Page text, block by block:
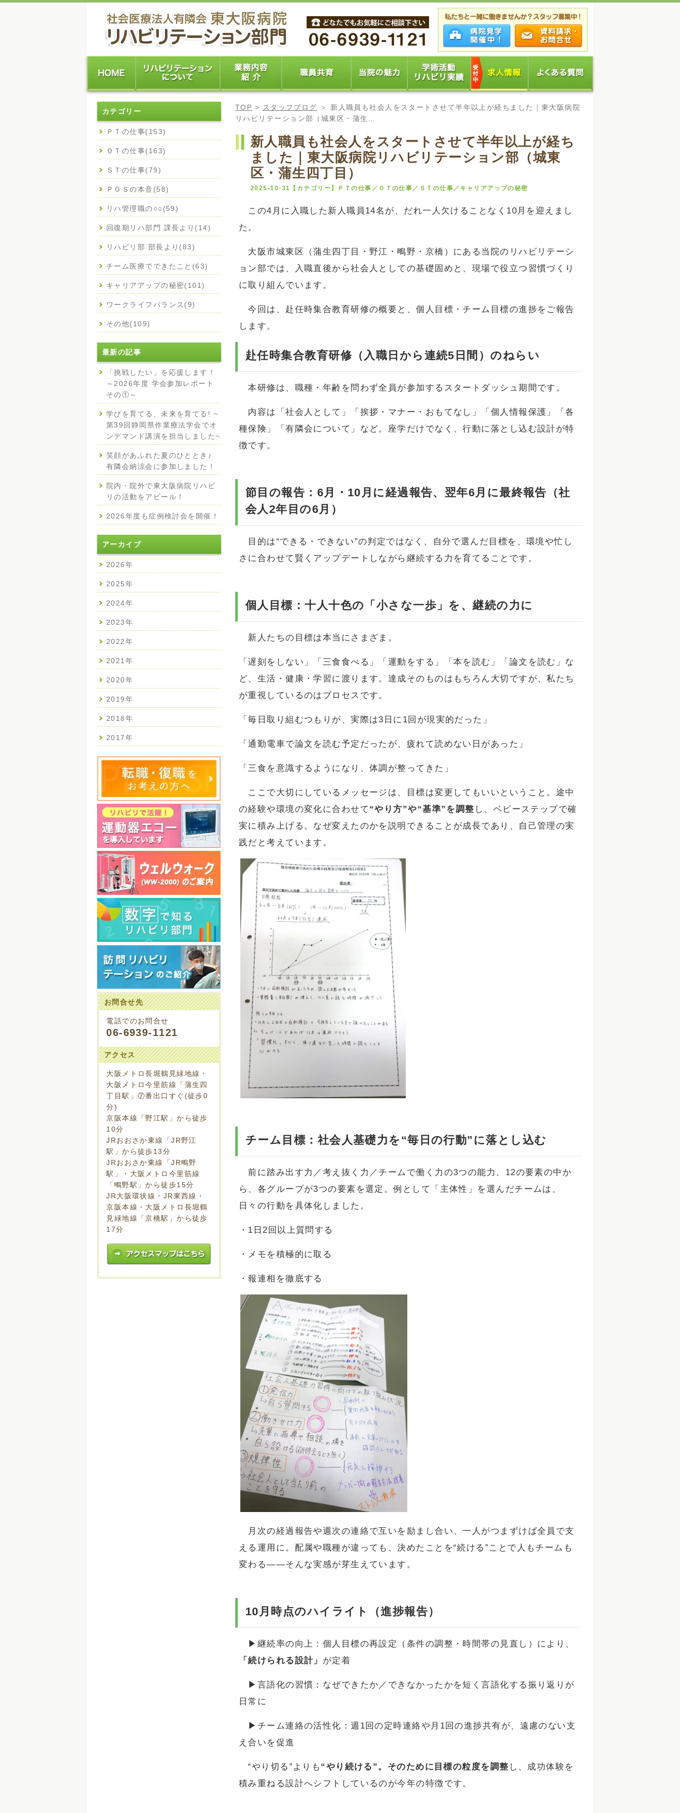
TOP > スタッフブログ
＞ 新人職員も社会人をスタートさせて半年以上が経ちました｜東大阪病院
リハビリテーション部（城東区・蒲生…
新人職員も社会人をスタートさせて半年以上が経ち
ました｜東大阪病院リハビリテーション部（城東
区・蒲生四丁目）
2025-10-31【カテゴリー】ＰＴの仕事／ＯＴの仕事／ＳＴの仕事／キャリアアップの秘密
この4月に入職した新人職員14名が、だれ一人欠けることなく10月を迎えまし
た。
大阪市城東区（蒲生四丁目・野江・鴫野・京橋）にある当院のリハビリテーシ
ョン部では、入職直後から社会人としての基礎固めと、現場で役立つ習慣づくり
に取り組んでいます。
今回は、赴任時集合教育研修の概要と、個人目標・チーム目標の進捗をご報告
します。
赴任時集合教育研修（入職日から連続5日間）のねらい
本研修は、職種・年齢を問わず全員が参加するスタートダッシュ期間です。
内容は「社会人として」「挨拶・マナー・おもてなし」「個人情報保護」「各
種保険」「有隣会について」など。座学だけでなく、行動に落とし込む設計が特
徴です。
節目の報告：6月・10月に経過報告、翌年6月に最終報告（社
会人2年目の6月）
目的は“できる・できない”の判定ではなく、自分で選んだ目標を、環境や忙し
さに合わせて賢くアップデートしながら継続する力を育てることです。
個人目標：十人十色の「小さな一歩」を、継続の力に
新人たちの目標は本当にさまざま。
「遅刻をしない」「三食食べる」「運動をする」「本を読む」「論文を読む」な
ど、生活・健康・学習に渡ります。達成そのものはもちろん大切ですが、私たち
が重視しているのはプロセスです。
「毎日取り組むつもりが、実際は3日に1回が現実的だった」
「通勤電車で論文を読む予定だったが、疲れて読めない日があった」
「三食を意識するようになり、体調が整ってきた」
ここで大切にしているメッセージは、目標は変更してもいいということ。途中
の経験や環境の変化に合わせて “やり方”や“基準”を調整 し、ベビーステップで確
実に積み上げる。なぜ変えたのかを説明できることが成長であり、自己管理の実
践だと考えています。
チーム目標：社会人基礎力を“毎日の行動”に落とし込む
前に踏み出す力／考え抜く力／チームで働く力の3つの能力、12の要素の中か
ら、各グループが3つの要素を選定。例として「主体性」を選んだチームは、
日々の行動を具体化しました。
・1日2回以上質問する
・メモを積極的に取る
・報連相を徹底する
月次の経過報告や週次の連絡で互いを励まし合い、一人がつまずけば全員で支
える運用に。配属や職種が違っても、決めたことを“続ける”ことで人もチームも
変わる——そんな実感が芽生えています。
10月時点のハイライト（進捗報告）
▶継続率の向上：個人目標の再設定（条件の調整・時間帯の見直し）により、
「続けられる設計」 が定着
▶言語化の習慣：なぜできたか／できなかったかを短く言語化する振り返りが
日常に
▶チーム連絡の活性化：週1回の定時連絡や月1回の進捗共有が、遠慮のない支
え合いを促進
“やり切る”よりも “やり続ける”。そのために目標の粒度を調整 し、成功体験を
積み重ねる設計へシフトしているのが今年の特徴です。
カテゴリー
ＰＴの仕事(153)
ＯＴの仕事(163)
ＳＴの仕事(79)
ＰＯＳの本音(58)
リハ管理職の○○(59)
回復期リハ部門 課長より(14)
リハビリ部 部長より(83)
チーム医療でできたこと(63)
キャリアアップの秘密(101)
ワークライフバランス(9)
その他(109)
最新の記事
「挑戦したい」を応援します！
～2026年度 学会参加レポート
その①～
学びを育てる、未来を育てる! ~
第39回静岡県作業療法学会でオ
ンデマンド講演を担当しました~
笑顔があふれた夏のひととき♪
有隣会納涼会に参加しました！
院内・院外で東大阪病院リハビ
リの活動をアピール！
2026年度も症例検討会を開催！
アーカイブ
2026年
2025年
2024年
2023年
2022年
2021年
2020年
2019年
2018年
2017年
お問合せ先
電話でのお問合せ
06-6939-1121
アクセス
大阪メトロ長堀鶴見緑地線・
大阪メトロ今里筋線「蒲生四
丁目駅」⑦番出口すぐ(徒歩0
分)
京阪本線「野江駅」から徒歩
10分
JRおおさか東線「JR野江
駅」から徒歩13分
JRおおさか東線「JR鴫野
駅」・大阪メトロ今里筋線
「鴫野駅」から徒歩15分
JR大阪環状線・JR東西線・
京阪本線・大阪メトロ長堀鶴
見緑地線「京橋駅」から徒歩
17分